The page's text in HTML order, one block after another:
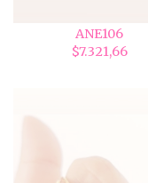
ANE106
$7.321,66